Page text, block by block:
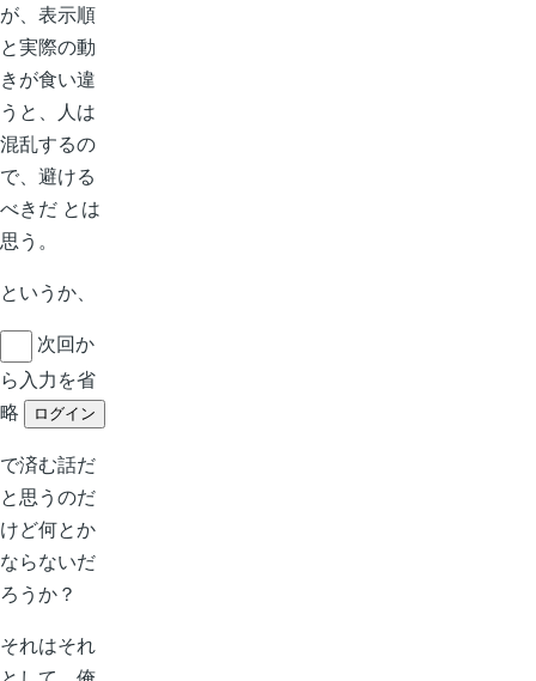
が、表示順
と実際の動
きが食い違
うと、人は
混乱するの
で、避ける
べきだ とは
思う。
というか、
次回か
ら入力を省
略
で済む話だ
と思うのだ
けど何とか
ならないだ
ろうか？
それはそれ